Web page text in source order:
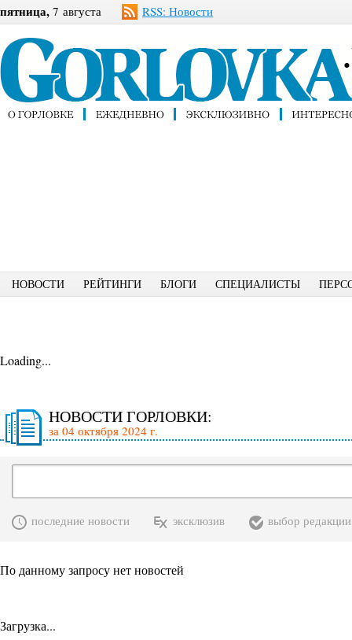
пятница, 7 августа RSS: Новости
НОВОСТИ РЕЙТИНГИ БЛОГИ СПЕЦИАЛИСТЫ
Loading...
НОВОСТИ ГОРЛОВКИ:
за 04 октября 2024 г.
последние новости эксклюзив выбор редакции
По данному запросу нет новостей
Загрузка...